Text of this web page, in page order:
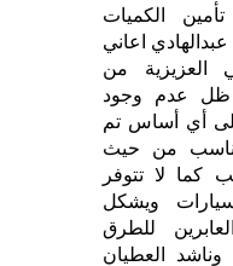
الكميات
اعاني
العزيزية من
ظل عدم وجود
أي أساس تم
مناسب من حيث
كما لا تتوفر
ويشكل
للطرق
وناشد العطيان